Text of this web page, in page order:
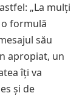
„La mulți
o formulă
său
apropiat, un
îți va
și de